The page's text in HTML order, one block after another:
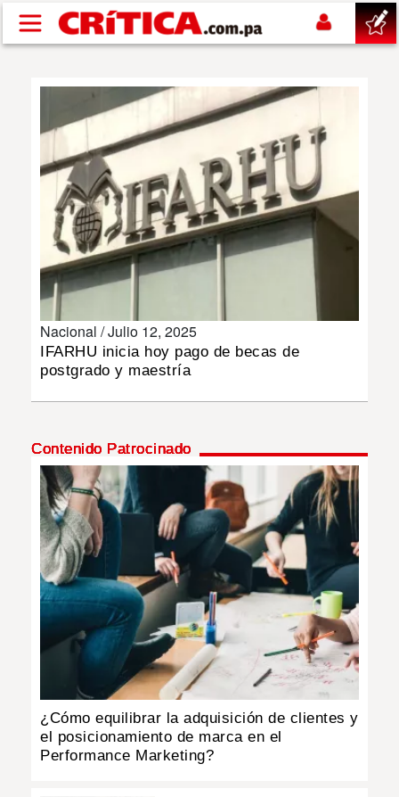
Pasar al contenido principal
SUCESOS
NACIONAL
POLÍTICA
SHOW
DEPORTES
MUNDO
MULTIMEDIA
IMPRESO
Nacional /Julio 12, 2025
IFARHU inicia hoy pago de becas de
postgrado y maestría
Contenido Patrocinado
¿Cómo equilibrar la adquisición de clientes y
el posicionamiento de marca en el
Performance Marketing?